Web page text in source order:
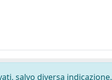
salvo diversa indicazione.